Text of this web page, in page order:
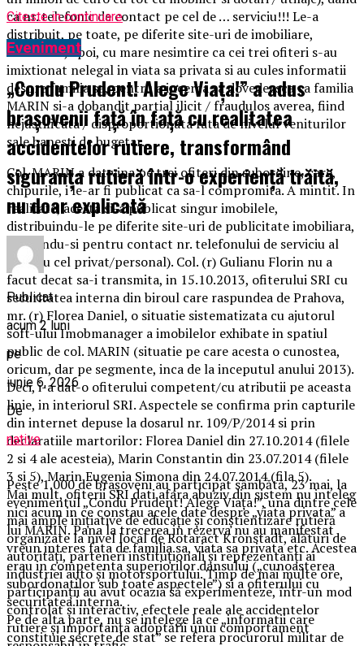
ca nr. telefonic de contact pe cel de … serviciu!!! Le-a
distribuit, pe toate, pe diferite site-uri de imobiliare,
insinuand, apoi, cu mare nesimtire ca cei trei ofiteri s-au
imixtionat nelegal in viata sa privata si au cules informatii
despre familia sa, pentru a incerca sa dovedeasca ca familia
MARIN si-a dobandit partial ilicit / fraudulos averea, fiind
nejustificata / disproportionata fata de nivelul veniturilor
sale banesti de bugetar.
Col. MARIN a dat vina pe trei ofiteri din subordine, care,
chipurile, i le-ar fi publicat ca sa-l compromita. A mintit. In
realitate, acesta si-a publicat singur imobilele,
distribuindu-le pe diferite site-uri de publicitate imobiliara,
indicandu-si pentru contact nr. telefonului de serviciu al
SRI (nu cel privat/personal). Col. (r) Gulianu Florin nu a
facut decat sa-i transmita, in 15.10.2013, ofiterului SRI cu
securitatea interna din biroul care raspundea de Prahova,
mr. (r) Florea Daniel, o situatie sistematizata cu ajutorul
soft-ului Imobmanager a imobilelor exhibate in spatiul
public de col. MARIN (situatie pe care acesta o cunostea,
oricum, dar pe segmente, inca de la inceputul anului 2013).
Deci, i-a dat-o ofiterului competent/cu atributii pe aceasta
linie, in interiorul SRI. Aspectele se confirma prin capturile
din internet depuse la dosarul nr. 109/P/2014 si prin
declaratiile martorilor: Florea Daniel din 27.10.2014 (filele
2 si 4 ale acesteia), Marin Constantin din 23.07.2014 (filele
3 si 5), Marin Eugenia Simona din 24.07.2014 (fila 5).
Mai mult, ofiterii SRI dati afara abuziv din sistem nu inteleg
nici acum in ce constau acele date despre „viata privata” a
lui MARIN. Pana la trecerea in rezerva nu au manifestat
vreun interes fata de familia sa, viata sa privata etc. Acestea
erau in competenta superiorilor dansului („cunoasterea
subordonatilor sub toate aspectele”) si a ofiterului cu
securitatea interna.
Pe de alta parte, nu se intelege la ce „informatii care
constituie secrete de stat” se refera procurorul militar de
Citeste in continuare
Eveniment
„Condu Prudent! Alege Viața!” a adus
brașovenii față în față cu realitatea
accidentelor rutiere, transformând
siguranța rutieră într-o experiență trăită,
nu doar explicată
Publicat
acum 2 luni
pe
iunie 6, 2026
De
native
Peste 1.000 de brașoveni au participat sâmbătă, 23 mai, la
evenimentul „Condu Prudent! Alege Viața!”, una dintre cele
mai ample inițiative de educație și conștientizare rutieră
organizate la nivel local de Rotaract Kronstadt, alături de
autorități, parteneri instituționali și reprezentanți ai
industriei auto și motorsportului. Timp de mai multe ore,
participanții au avut ocazia să experimenteze, într-un mod
controlat și interactiv, efectele reale ale accidentelor
rutiere și importanța adoptării unui comportament